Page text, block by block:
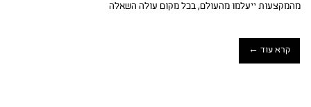
מהמקצעות ייעלמו מהעולם, בכל מקום עולה השאלה
קרא עוד ←